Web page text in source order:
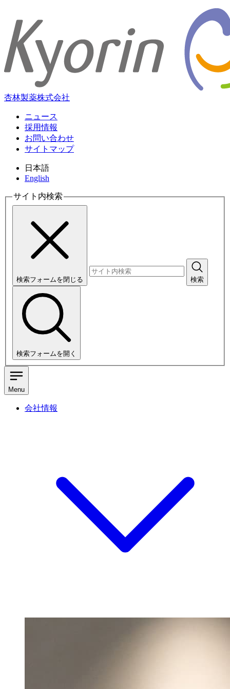
杏林製薬株式会社
ニュース
採用情報
お問い合わせ
サイトマップ
日本語
English
サイト内検索
検索フォームを閉じる 検索
検索フォームを開く
Menu
会社情報